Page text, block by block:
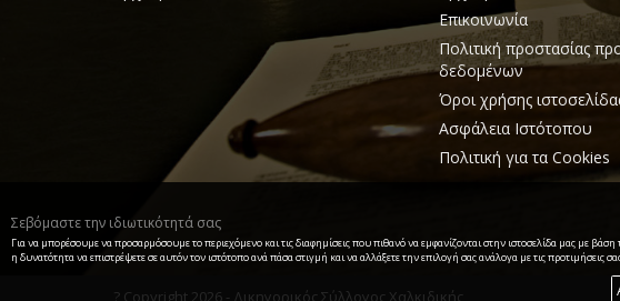
Επικοινωνία
Πολιτική προστασίας
δεδομένων
Όροι χρήσης
Ασφάλεια Ιστότοπου
Πολιτική για τα Cookies
? Copyright 2026 - Δικηγορικός Σύλλογος Χαλκιδικής
Σεβόμαστε την ιδιωτικότητά σας
Για να μπορέσουμε να προσαρμόσουμε το περιεχόμενο και τις διαφημίσεις που πιθανό να εμφανίζονται στην ιστοσελίδα μας με
η δυνατότητα να επιστρέψετε σε αυτόν τον ιστότοπο ανά πάσα στιγμή και να αλλάξετε την επιλογή σας ανάλογα με τις προτιμήσεις